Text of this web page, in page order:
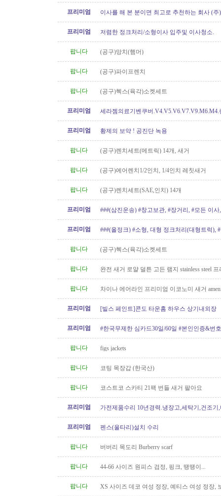
프리미엄
이사를 해 본 분이면 최고로 추천하는 회사 (주
프리미엄
저렴한 정크처리/소형이사 입주및 이사청소.
팝니다 (공구)망치(햄머)
팝니다 (공구)파이프렌치
팝니다 (공구)헥스(육각)소켓세트
프리미엄
세라젬의료기벤쿠버.V4.V5.V6.V7.V9.M6.M4.
프리미엄
황제의 보약 ! 공진단 녹용
팝니다 (공구)렌치세트(메트릭) 14개, 새거
팝니다 (공구)에어렌치1/2인치, 1/4인치 레칫새거
팝니다 (공구)렌치세트(SAE,인치) 14개
프리미엄 ###(삼진운송) #창고보관, #장거리, #모든 이사
프리미엄
###(올정크) #소형, 대형 정크처리(대형트럭),
팝니다
(공구)헥스(육각)소켓세트
팝니다
완전 새거 로얄 덜튼 고든 램지 stainless steel
팝니다
차이나 에어라인 프리미엄 이코노미 새거
프리미엄 [빌스 페인트]콘도 타운홈 하우스 상기내외장
프리미엄 #한국무제한 심카드30일/60일 #본인인증&번
팝니다 figs jackets
팝니다 코팅 목장갑 (한국산)
팝니다 코스트코 스카티 21팩 번들 새거 팔아요
프리미엄
가전제품수리 10년경력.냉장고,세탁기,건조기
프리미엄
펜스(울타리)설치 수리
팝니다 버버리 목도리 Burberry scarf
팝니다 44-66 사이즈 원피스 검정, 핑크, 땡땡이...
팝니다
XS 사이즈 데코 여성 정장, 예티스 여성 정장,